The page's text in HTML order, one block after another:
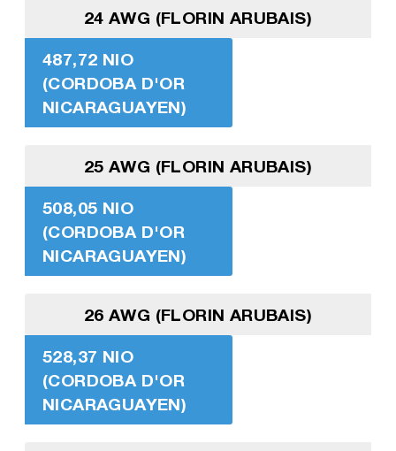
24 AWG (FLORIN ARUBAIS)
487,72 NIO
(CORDOBA D'OR
NICARAGUAYEN)
25 AWG (FLORIN ARUBAIS)
508,05 NIO
(CORDOBA D'OR
NICARAGUAYEN)
26 AWG (FLORIN ARUBAIS)
528,37 NIO
(CORDOBA D'OR
NICARAGUAYEN)